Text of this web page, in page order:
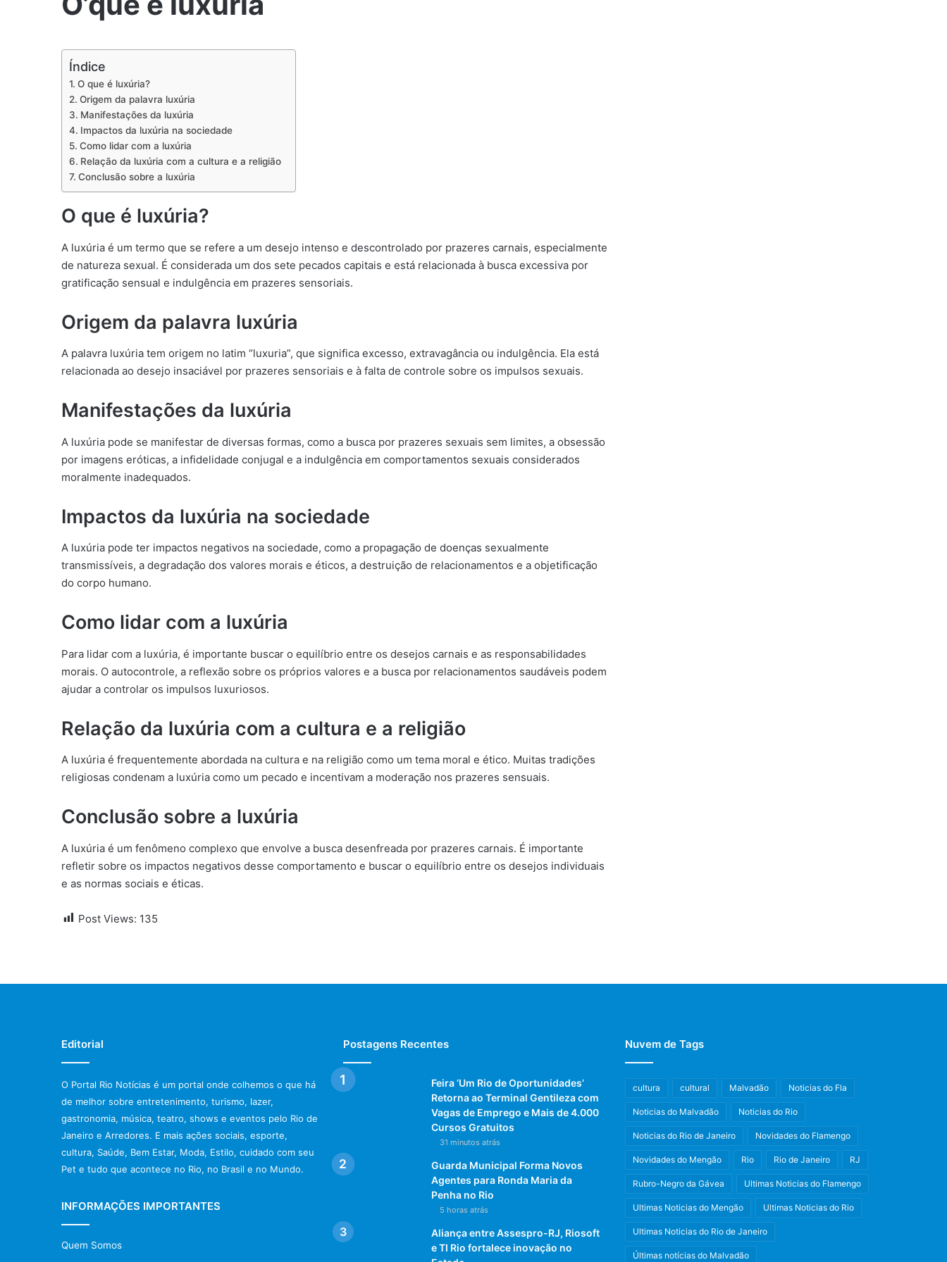
Índice
O que é luxúria?
Origem da palavra luxúria
Manifestações da luxúria
Impactos da luxúria na sociedade
Como lidar com a luxúria
Relação da luxúria com a cultura e a religião
Conclusão sobre a luxúria
O que é luxúria?
A luxúria é um termo que se refere a um desejo intenso e descontrolado por prazeres carnais, especialmente
de natureza sexual. É considerada um dos sete pecados capitais e está relacionada à busca excessiva por
gratificação sensual e indulgência em prazeres sensoriais.
Origem da palavra luxúria
A palavra luxúria tem origem no latim “luxuria”, que significa excesso, extravagância ou indulgência. Ela está
relacionada ao desejo insaciável por prazeres sensoriais e à falta de controle sobre os impulsos sexuais.
Manifestações da luxúria
A luxúria pode se manifestar de diversas formas, como a busca por prazeres sexuais sem limites, a obsessão
por imagens eróticas, a infidelidade conjugal e a indulgência em comportamentos sexuais considerados
moralmente inadequados.
Impactos da luxúria na sociedade
A luxúria pode ter impactos negativos na sociedade, como a propagação de doenças sexualmente
transmissíveis, a degradação dos valores morais e éticos, a destruição de relacionamentos e a objetificação
do corpo humano.
Como lidar com a luxúria
Para lidar com a luxúria, é importante buscar o equilíbrio entre os desejos carnais e as responsabilidades
morais. O autocontrole, a reflexão sobre os próprios valores e a busca por relacionamentos saudáveis podem
ajudar a controlar os impulsos luxuriosos.
Relação da luxúria com a cultura e a religião
A luxúria é frequentemente abordada na cultura e na religião como um tema moral e ético. Muitas tradições
religiosas condenam a luxúria como um pecado e incentivam a moderação nos prazeres sensuais.
Conclusão sobre a luxúria
A luxúria é um fenômeno complexo que envolve a busca desenfreada por prazeres carnais. É importante
refletir sobre os impactos negativos desse comportamento e buscar o equilíbrio entre os desejos individuais
e as normas sociais e éticas.
Post Views: 135
Editorial
O Portal Rio Notícias é um portal onde colhemos o que há
de melhor sobre entretenimento, turismo, lazer,
gastronomia, música, teatro, shows e eventos pelo Rio de
Janeiro e Arredores. E mais ações sociais, esporte,
cultura, Saúde, Bem Estar, Moda, Estilo, cuidado com seu
Pet e tudo que acontece no Rio, no Brasil e no Mundo.
INFORMAÇÕES IMPORTANTES
Quem Somos
Postagens Recentes
Feira ‘Um Rio de Oportunidades’
Retorna ao Terminal Gentileza com
Vagas de Emprego e Mais de 4.000
Cursos Gratuitos
31 minutos atrás
Guarda Municipal Forma Novos
Agentes para Ronda Maria da
Penha no Rio
5 horas atrás
Aliança entre Assespro-RJ, Riosoft
e TI Rio fortalece inovação no
Nuvem de Tags
cultura cultural Malvadão Noticias do Fla
Noticias do Malvadão Noticias do Rio
Noticias do Rio de Janeiro Novidades do Flamengo
Novidades do Mengão Rio Rio de Janeiro RJ
Rubro-Negro da Gávea Ultimas Noticias do Flamengo
Ultimas Noticias do Mengão Ultimas Noticias do Rio
Ultimas Noticias do Rio de Janeiro
Últimas notícias do Malvadão